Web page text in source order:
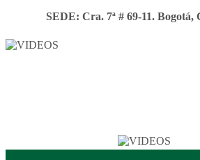
SEDE: Cra. 7ª # 69-11. Bogotá,